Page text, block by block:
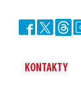
KONTAKTY